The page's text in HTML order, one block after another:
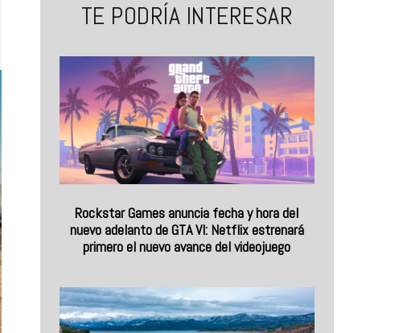
TE PODRÍA INTERESAR
Rockstar Games anuncia fecha y hora del
nuevo adelanto de GTA VI: Netflix estrenará
primero el nuevo avance del videojuego